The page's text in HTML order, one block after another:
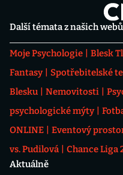
Další témata z našich webů
Moje Psychologie Blesk
Fantasy
Spotřebitelské
Blesku
Nemovitosti
psychologické mýty
ONLINE
Eventový
vs. Pudilová
Chance Liga
Aktuálně